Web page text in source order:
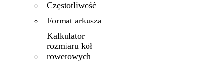
Częstotliwość
Format arkusza
Kalkulator
rozmiaru kół
rowerowych